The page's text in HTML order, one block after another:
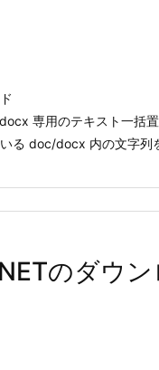
専用のテキスト一括置
る doc/docx 内の文字列
のダウン